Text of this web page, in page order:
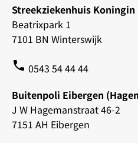
Streekziekenhuis
Beatrixpark 1
7101 BN Winterswijk
phone 0543 54 44 44
Buitenpoli Eibergen
J W Hagemanstraat 46-2
7151 AH Eibergen